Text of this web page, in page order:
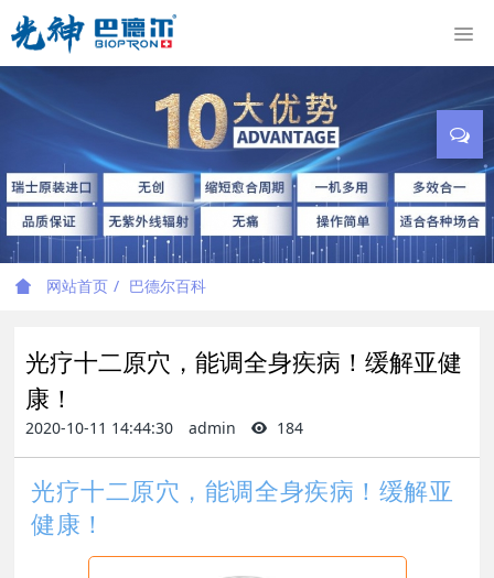
网站首页 巴德尔百科
光疗十二原穴，能调全身疾病！缓解亚健
康！
2020-10-11 14:44:30 admin 184
光疗十二原穴，能调全身疾病！缓解亚
健康！